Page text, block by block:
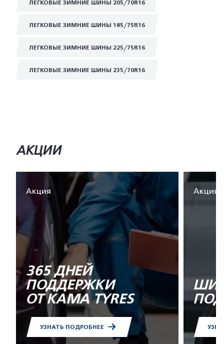
ЛЕГКОВЫЕ ЗИМНИЕ ШИНЫ 205/70R16
ЛЕГКОВЫЕ ЗИМНИЕ ШИНЫ 185/75R16
ЛЕГКОВЫЕ ЗИМНИЕ ШИНЫ 225/75R16
ЛЕГКОВЫЕ ЗИМНИЕ ШИНЫ 235/70R16
АКЦИИ
Акция
365 ДНЕЙ
ПОДДЕРЖКИ
ОТ KAMA TYRES
УЗНАТЬ ПОДРОБНЕЕ
Акция